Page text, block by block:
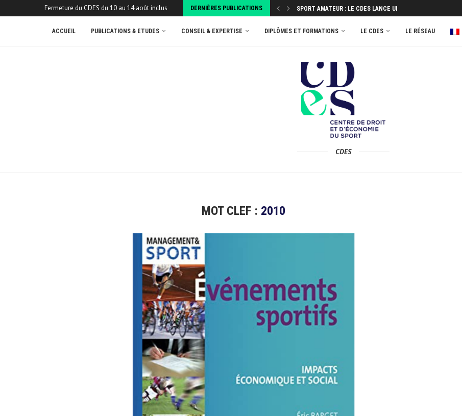
Fermeture du CDES du 10 au 14 août inclus DERNIÈRES PUBLICATIONS SPORT AMATEUR : LE CDES LANCE UNE ENQUÊTE...
ACCUEIL
PUBLICATIONS & ETUDES CONSEIL & EXPERTISE DIPLÔMES ET FORMATIONS LE CDES LE RÉSEAU
CDES
MOT CLEF : 2010